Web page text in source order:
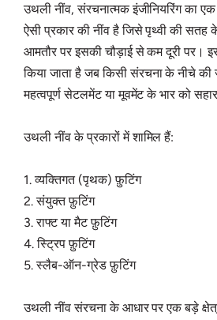
उथली नींव, संरचनात्मक इंजीनियरिंग का
ऐसी प्रकार की नींव है जिसे पृथ्वी की सतह
आमतौर पर इसकी चौड़ाई से कम दूरी पर।
किया जाता है जब किसी संरचना के नीचे की
महत्वपूर्ण सेटलमेंट या मूवमेंट के भार को
उथली नींव के प्रकारों में शामिल हैं:
1. व्यक्तिगत (पृथक) फ़ुटिंग
2. संयुक्त फ़ुटिंग
3. राफ्ट या मैट फ़ुटिंग
4. स्ट्रिप फ़ुटिंग
5. स्लैब-ऑन-ग्रेड फ़ुटिंग
उथली नींव संरचना के आधार पर एक बड़े